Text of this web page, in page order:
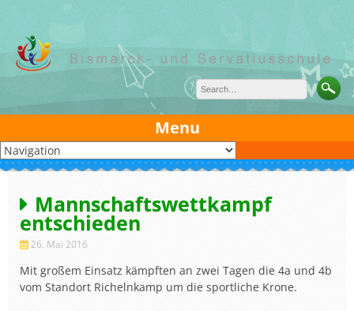
content
Menu
Mannschaftswettkampf
entschieden
26. Mai 2016
Mit großem Einsatz kämpften an zwei Tagen die 4a und 4b
vom Standort Richelnkamp um die sportliche Krone.